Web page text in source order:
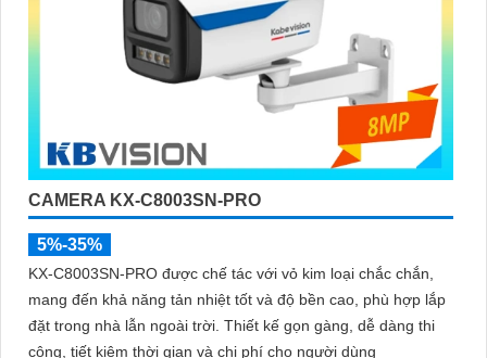
CAMERA KX-C8003SN-PRO
5%-35%
KX-C8003SN-PRO được chế tác với vỏ kim loại chắc chắn,
mang đến khả năng tản nhiệt tốt và độ bền cao, phù hợp lắp
đặt trong nhà lẫn ngoài trời. Thiết kế gọn gàng, dễ dàng thi
công, tiết kiệm thời gian và chi phí cho người dùng